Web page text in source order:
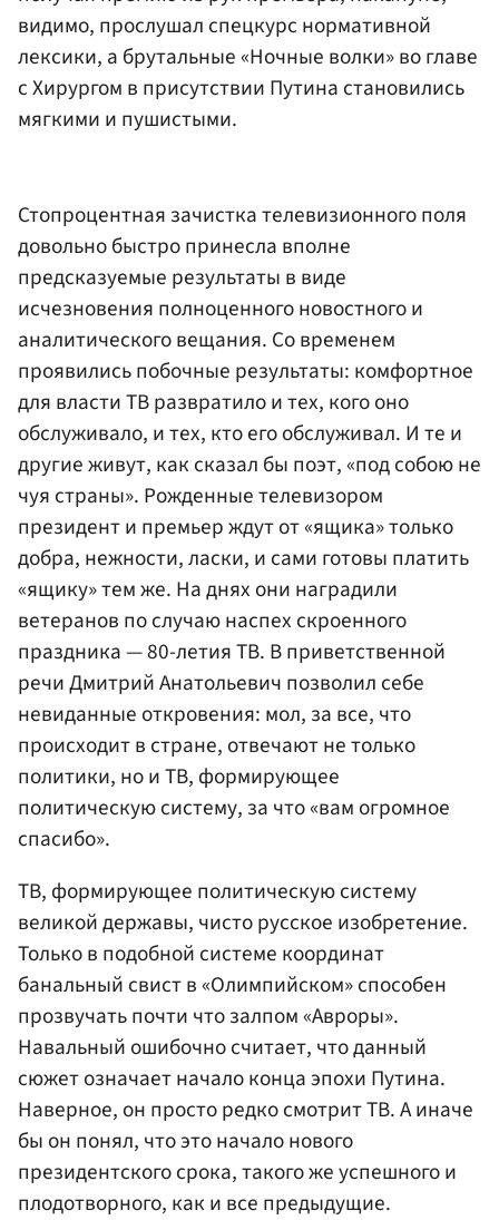
видимо, прослушал спецкурс нормативной
лексики, а брутальные «Ночные волки» во главе
с Хирургом в присутствии Путина становились
мягкими и пушистыми.
Стопроцентная зачистка телевизионного поля
довольно быстро принесла вполне
предсказуемые результаты в виде
исчезновения полноценного новостного и
аналитического вещания. Со временем
проявились побочные результаты: комфортное
для власти ТВ развратило и тех, кого оно
обслуживало, и тех, кто его обслуживал. И те и
другие живут, как сказал бы поэт, «под собою не
чуя страны». Рожденные телевизором
президент и премьер ждут от «ящика» только
добра, нежности, ласки, и сами готовы платить
«ящику» тем же. На днях они наградили
ветеранов по случаю наспех скроенного
праздника — 80-летия ТВ. В приветственной
речи Дмитрий Анатольевич позволил себе
невиданные откровения: мол, за все, что
происходит в стране, отвечают не только
политики, но и ТВ, формирующее
политическую систему, за что «вам огромное
спасибо».
ТВ, формирующее политическую систему
великой державы, чисто русское изобретение.
Только в подобной системе координат
банальный свист в «Олимпийском» способен
прозвучать почти что залпом «Авроры».
Навальный ошибочно считает, что данный
сюжет означает начало конца эпохи Путина.
Наверное, он просто редко смотрит ТВ. А иначе
бы он понял, что это начало нового
президентского срока, такого же успешного и
плодотворного, как и все предыдущие.